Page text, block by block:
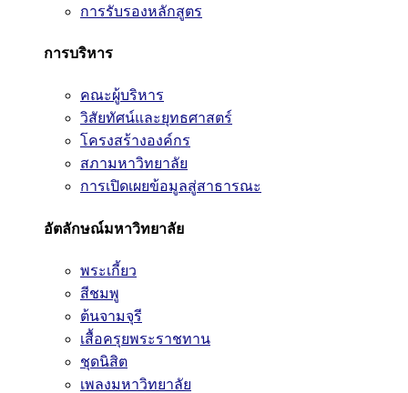
การรับรองหลักสูตร
การบริหาร
คณะผู้บริหาร
วิสัยทัศน์และยุทธศาสตร์
โครงสร้างองค์กร
สภามหาวิทยาลัย
การเปิดเผยข้อมูลสู่สาธารณะ
อัตลักษณ์มหาวิทยาลัย
พระเกี้ยว
สีชมพู
ต้นจามจุรี
เสื้อครุยพระราชทาน
ชุดนิสิต
เพลงมหาวิทยาลัย